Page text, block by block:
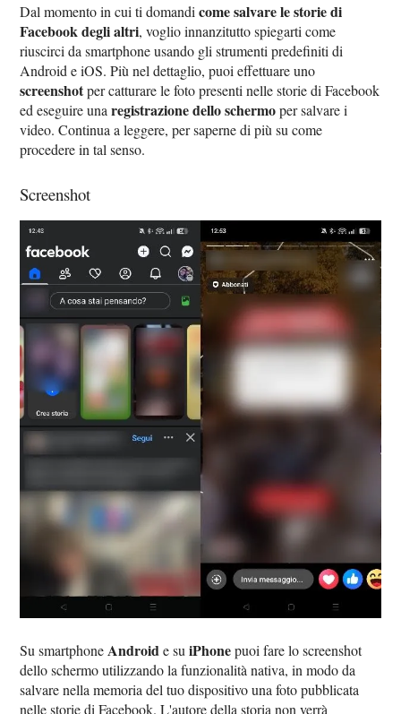
Dal momento in cui ti domandicome salvare le storie di
Facebook degli altri, voglio innanzitutto spiegarti come
riuscirci da smartphone usando gli strumenti predefiniti di
Android e iOS. Più nel dettaglio, puoi effettuare uno
screenshotper catturare le foto presenti nelle storie di Facebook
ed eseguire unaregistrazione dello schermoper salvare i
video. Continua a leggere, per saperne di più su come
procedere in tal senso.
Screenshot
Su smartphone Android e suiPhonepuoi fare lo screenshot
dello schermo utilizzando la funzionalità nativa, in modo da
salvare nella memoria del tuo dispositivo una foto pubblicata
nelle storie di Facebook. L'autore della storia non verrà